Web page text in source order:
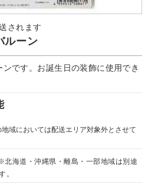
されます
ルーン
です。お誕生日の装飾に使用でき
域においては配送エリア対象外とさせて
北海道・沖縄県・離島・一部地域は別途
。